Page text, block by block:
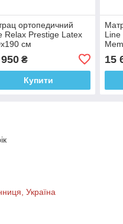
ортопедичний
Relax Prestige Latex
см
₴
Купити
Line
15
Україна